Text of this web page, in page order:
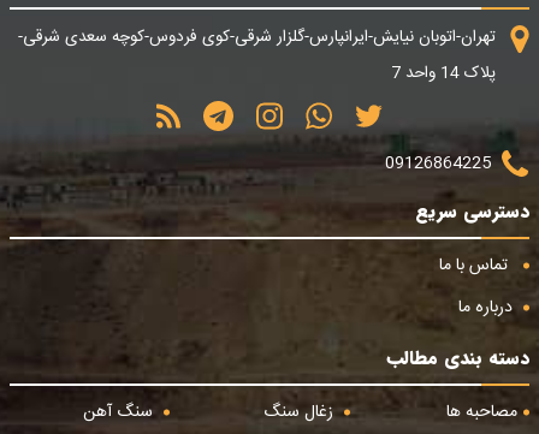
تهران-اتوبان نیایش-ایرانپارس-گلزار شرقی-کوی فردوس-کوچه سعدی شرقی-
پلاک 14 واحد 7
09126864225
دسترسی سریع
تماس با ما
درباره ما
دسته بندی مطالب
مصاحبه ها
زغال سنگ سنگ آهن